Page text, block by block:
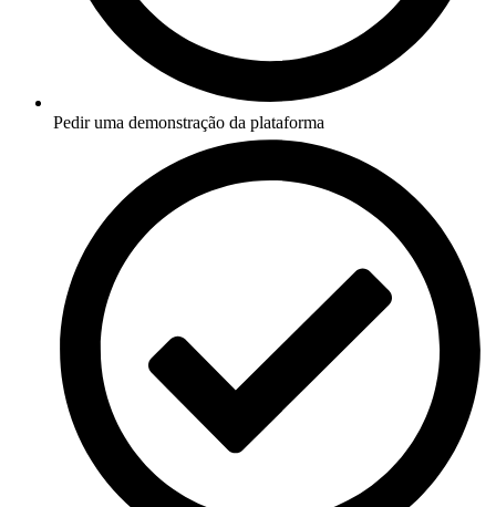
Pedir uma demonstração da plataforma